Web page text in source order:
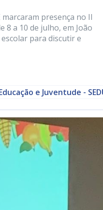
presença no II
8 a 10 de julho, em João
para discutir e
e Juventude -